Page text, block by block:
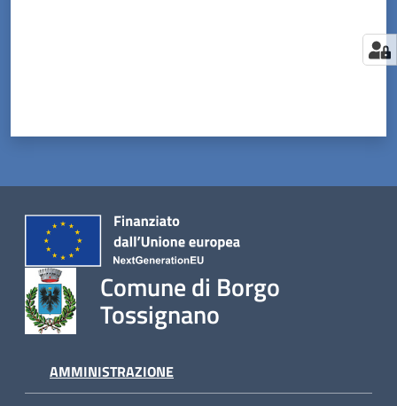
Comune di Borgo
Tossignano
AMMINISTRAZIONE